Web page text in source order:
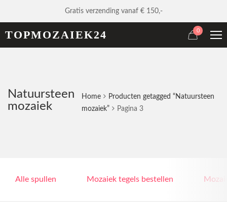
Gratis verzending vanaf € 150,-
TOPMOZAIEK24 0
Natuursteen
mozaiek
Home
Producten getagged “Natuursteen
mozaiek”
Pagina 3
Alle spullen Mozaiek tegels bestellen